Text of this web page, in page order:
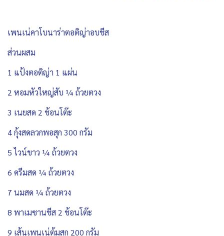
เพนเน่คาโบนาร่าตอติญ่าอบชีส
ส่วนผสม
1 แป้งตอติญ่า 1 แผ่น
2 หอมหัวใหญ่สับ ¼ ถ้วยตวง
3 เนยสด 2 ช้อนโต๊ะ
4 กุ้งสดลวกพอสุก 300 กรัม
5 ไวน์ขาว ¼ ถ้วยตวง
6 ครีมสด ¼ ถ้วยตวง
7 นมสด ¼ ถ้วยตวง
8 พาเมซานชีส 2 ช้อนโต๊ะ
9 เส้นเพนเน่ต้มสุก 200 กรัม